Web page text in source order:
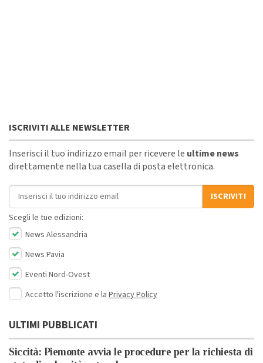
ISCRIVITI ALLE NEWSLETTER
Inserisci il tuo indirizzo email per ricevere le ultime news
direttamente nella tua casella di posta elettronica.
Indirizzo email
ISCRIVITI
Scegli le tue edizioni:
News Alessandria
News Pavia
Eventi Nord-Ovest
Accetto l'iscrizione e la Privacy Policy
ULTIMI PUBBLICATI
Siccità: Piemonte avvia le procedure per la richiesta di